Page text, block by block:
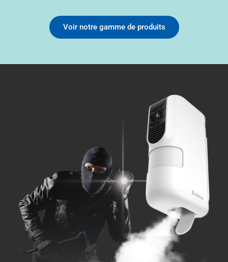
Voir notre gamme de produits